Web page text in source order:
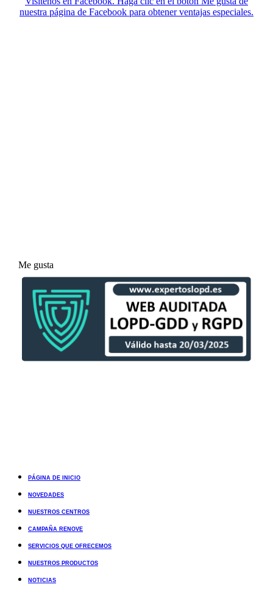
nuestra página de Facebook para obtener ventajas especiales.
Me gusta
PÁGINA DE INICIO
NOVEDADES
NUESTROS CENTROS
CAMPAÑA RENOVE
SERVICIOS QUE OFRECEMOS
NUESTROS PRODUCTOS
NOTICIAS